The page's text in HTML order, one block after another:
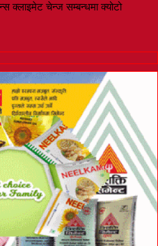
क्लाइमेट चेन्ज सम्बन्धमा क्योटो